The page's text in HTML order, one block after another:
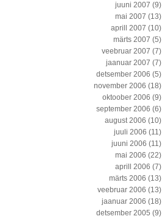
juuni 2007 (9)
mai 2007 (13)
aprill 2007 (10)
märts 2007 (5)
veebruar 2007 (7)
jaanuar 2007 (7)
detsember 2006 (5)
november 2006 (18)
oktoober 2006 (9)
september 2006 (6)
august 2006 (10)
juuli 2006 (11)
juuni 2006 (11)
mai 2006 (22)
aprill 2006 (7)
märts 2006 (13)
veebruar 2006 (13)
jaanuar 2006 (18)
detsember 2005 (9)